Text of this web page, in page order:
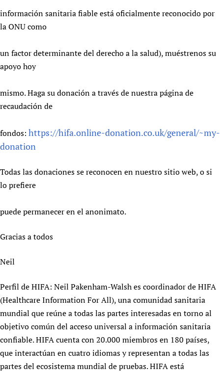
información sanitaria fiable está oficialmente reconocido por
la ONU como
un factor determinante del derecho a la salud), muéstrenos su
apoyo hoy
mismo. Haga su donación a través de nuestra página de
recaudación de
fondos: https://hifa.online-donation.co.uk/general/~my-
donation
Todas las donaciones se reconocen en nuestro sitio web, o si
lo prefiere
puede permanecer en el anonimato.
Gracias a todos
Neil
Perfil de HIFA: Neil Pakenham-Walsh es coordinador de HIFA
(Healthcare Information For All), una comunidad sanitaria
mundial que reúne a todas las partes interesadas en torno al
objetivo común del acceso universal a información sanitaria
confiable. HIFA cuenta con 20.000 miembros en 180 países,
que interactúan en cuatro idiomas y representan a todas las
partes del ecosistema mundial de pruebas. HIFA está